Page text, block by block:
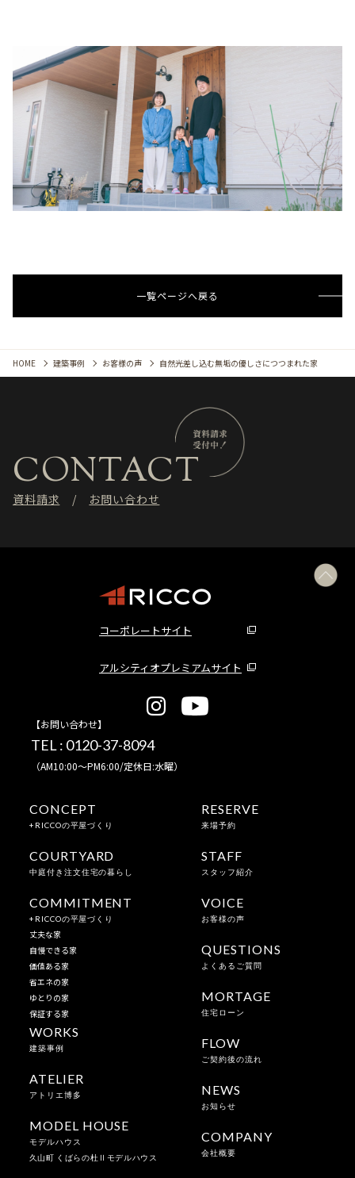
一覧ページへ戻る
HOME 建築事例 お客様の声 自然光差し込む無垢の優しさにつつまれた家
CONTACT
資料請求 お問い合わせ
コーポレートサイト
アルシティオプレミアムサイト
【お問い合わせ】
TEL : 0120-37-8094
（AM10:00～PM6:00/定休日:水曜）
CONCEPT
+RICCOの平屋づくり
COURTYARD
中庭付き注文住宅の暮らし
COMMITMENT
+RICCOの平屋づくり
丈夫な家
自慢できる家
価値ある家
省エネの家
ゆとりの家
保証する家
WORKS
建築事例
ATELIER
アトリエ博多
MODEL HOUSE
モデルハウス
久山町 くばらの杜Ⅱモデルハウス
RESERVE
来場予約
STAFF
スタッフ紹介
VOICE
お客様の声
QUESTIONS
よくあるご質問
MORTAGE
住宅ローン
FLOW
ご契約後の流れ
NEWS
お知らせ
COMPANY
会社概要